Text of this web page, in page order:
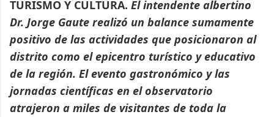
TURISMO Y CULTURA. El intendente albertino
Dr. Jorge Gaute realizó un balance sumamente
positivo de las actividades que posicionaron al
distrito como el epicentro turístico y educativo
de la región. El evento gastronómico y las
jornadas científicas en el observatorio
atrajeron a miles de visitantes de toda la